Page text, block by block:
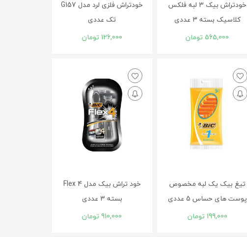
خودتراش بیک 3 لبه فلکس
کلاسیک بسته 3 عددی
565,000تومان
خودتراش فلزی لرد مدل G157
تک عددی
126,000 تومان
تیغ بیک یک لبه مخصوص
پوست های حساس 5 عددی
199,000 تومان
خود تراش بیک مدل Flex 4
بسته 3 عددی
910,000تومان